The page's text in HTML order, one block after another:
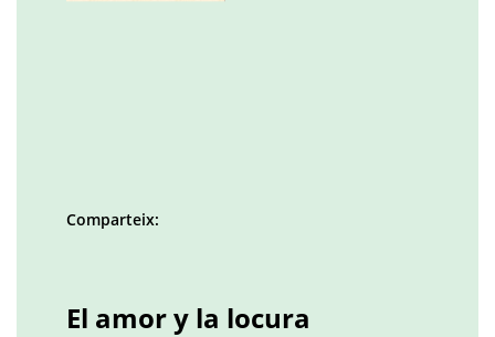
Comparteix:
El amor y la locura